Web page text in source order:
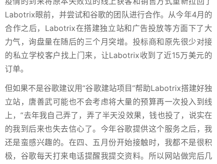
Labotrix眼前，并尝试和谷歌的团队进行合作。从今年4月的
合作之后，Labotrix在搭建独立站和广告投放等方面下了大
力气，询盘量在随后的三个月突增。投标商和原先很少对接
的私立学校客户找上门来，让Labotrix收到了近15万美元的
订单。
但如果不是谷歌建议用“谷歌建站项目”帮助Labotrix搭建好独
立站，唐善武可能也不会考虑将大量的预算再一次投入到线
上，“去年我自己弄了，弄了半天没效果，钱也投了，说实在
的我到后来也失去信心了。今年谷歌提供这个服务之后，我
还是蛮感兴趣的。在四、五月份开始接触时，我都不是很积
极，谷歌每天打来电话提醒我提交资料。所以网站做完后几